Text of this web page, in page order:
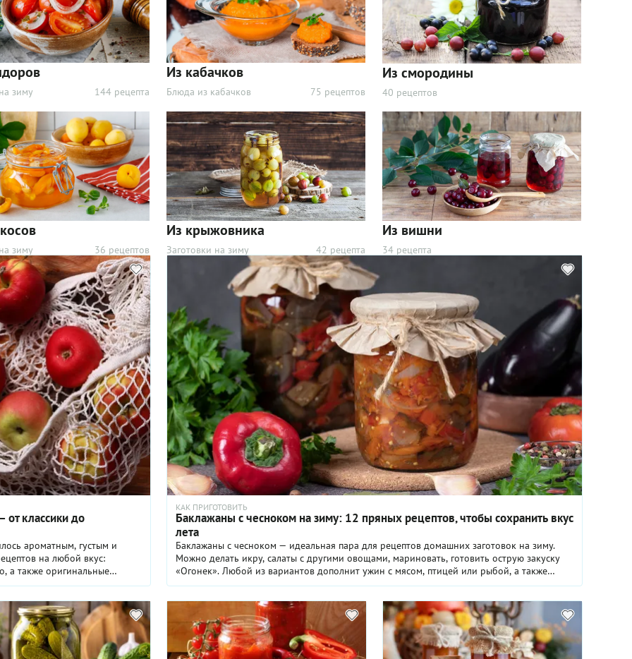
зиму 144 рецепта
Из кабачков
Блюда из кабачков 75 рецептов
Из смородины
40 рецептов
зиму 36 рецептов
Из крыжовника
Заготовки на зиму 42 рецепта
Из вишни
34 рецепта
классики до
ароматным, густым и
на любой вкус:
а также оригинальные
добавками.
КАК ПРИГОТОВИТЬ
Баклажаны с чесноком на зиму: 12 пряных рецептов, чтобы сохранить вкус
лета
Баклажаны с чесноком — идеальная пара для рецептов домашних заготовок на зиму.
Можно делать икру, салаты с другими овощами, мариновать, готовить острую закуску
«Огонек». Любой из вариантов дополнит ужин с мясом, птицей или рыбой, а также
гарниры — рис или горячую картошку. Выбирайте и готовьте с удовольствием.